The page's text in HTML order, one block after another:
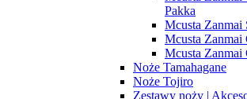
Pakka
Mcusta Zanmai
Mcusta Zanmai
Mcusta Zanmai
Noże Tamahagane
Noże Tojiro
Zestawy noży |